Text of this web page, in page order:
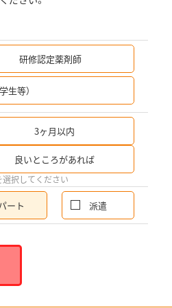
研修認定薬剤師
生等）
3ヶ月以内
良いところがあれば
択してください
ート 派遣